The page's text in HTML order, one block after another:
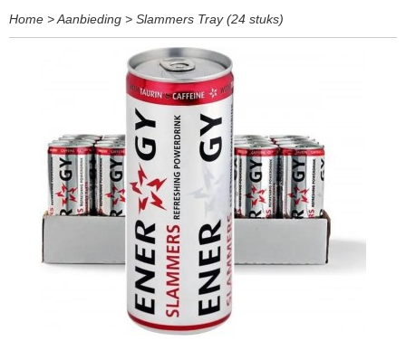
Home >Aanbieding > Slammers Tray (24 stuks)